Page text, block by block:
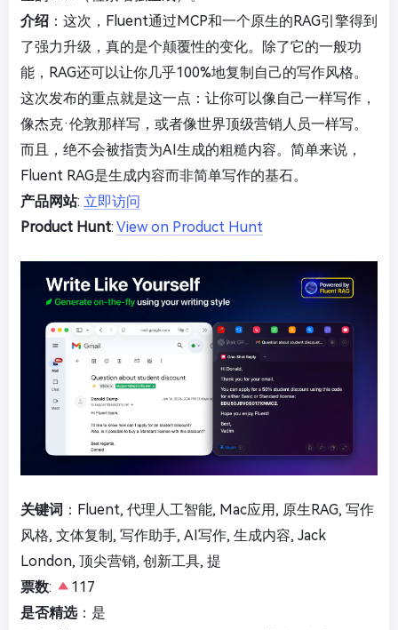
介绍 ：这次，Fluent通过MCP和一个原生的RAG引擎得到
了强力升级，真的是个颠覆性的变化。除了它的一般功
能，RAG还可以让你几乎100%地复制自己的写作风格。
这次发布的重点就是这一点：让你可以像自己一样写作，
像杰克·伦敦那样写，或者像世界顶级营销人员一样写。
而且，绝不会被指责为AI生成的粗糙内容。简单来说，
Fluent RAG是生成内容而非简单写作的基石。
产品网站: 立即访问
Product Hunt: View on Product Hunt
关键词 ：Fluent, 代理人工智能, Mac应用, 原生RAG, 写作
风格, 文体复制, 写作助手, AI写作, 生成内容, Jack
London, 顶尖营销, 创新工具, 提
票数:
117
是否精选：是